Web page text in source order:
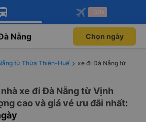
app Vexere ngay!
ưu đãi thành viên độc
Mở app
Vexere
khi đặt vé máy bay qua
Mở app
-30k
Nẵng Chọn ngày
từ Thừa Thiên-Huế
xe đi Đà Nẵng từ
xe đi Đà Nẵng từ Vịnh
cao và giá vé ưu đãi nhất: